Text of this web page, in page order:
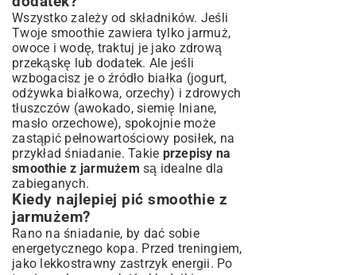
Wszystko zależy od składników. Jeśli
Twoje smoothie zawiera tylko jarmuż,
owoce i wodę, traktuj je jako zdrową
przekąskę lub dodatek. Ale jeśli
wzbogacisz je o źródło białka (jogurt,
odżywka białkowa, orzechy) i zdrowych
tłuszczów (awokado, siemię lniane,
masło orzechowe), spokojnie może
zastąpić pełnowartościowy posiłek, na
przykład śniadanie. Takie przepisy na
smoothie z jarmużem są idealne dla
zabieganych.
Kiedy najlepiej pić smoothie z
jarmużem?
Rano na śniadanie, by dać sobie
energetycznego kopa. Przed treningiem,
jako lekkostrawny zastrzyk energii. Po